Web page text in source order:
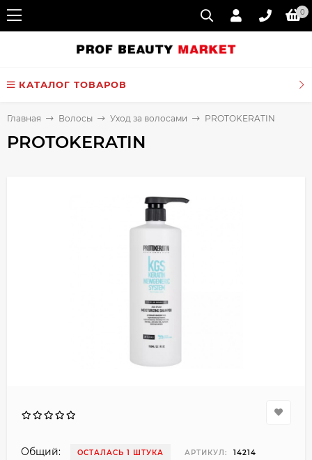
0
КАТАЛОГ ТОВАРОВ
Главная Волосы Уход за волосами PROTOKERATIN
PROTOKERATIN
Общий: ОСТАЛАСЬ 1 ШТУКА АРТИКУЛ: 14214